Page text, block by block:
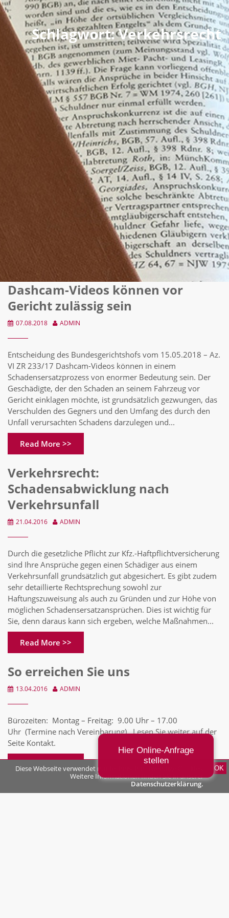
Diese Webseite verwendet nur technisch notwendige Cookies.
Weitere Informationen finden Sie in unserer
Datenschutzerklärung.
OK
Schlagwort: Verkehrsrecht
Dashcam-Videos können vor
Gericht zulässig sein
07.08.2018 ADMIN
Entscheidung des Bundesgerichtshofs vom 15.05.2018 – Az.
VI ZR 233/17 Dashcam-Videos können in einem
Schadensersatzprozess von enormer Bedeutung sein. Der
Geschädigte, der den Schaden an seinem Fahrzeug vor
Gericht einklagen möchte, ist grundsätzlich gezwungen, das
Verschulden des Gegners und den Umfang des durch den
Unfall verursachten Schadens darzulegen und...
Read More >>
Verkehrsrecht:
Schadensabwicklung nach
Verkehrsunfall
21.04.2016 ADMIN
Durch die gesetzliche Pflicht zur Kfz.-Haftpflichtversicherung
sind Ihre Ansprüche gegen einen Schädiger aus einem
Verkehrsunfall grundsätzlich gut abgesichert. Es gibt zudem
sehr detaillierte Rechtsprechung sowohl zur
Haftungszuweisung als auch zu Gründen und zur Höhe von
möglichen Schadensersatzansprüchen. Dies ist wichtig für
Sie, denn daraus kann sich ergeben, welche Maßnahmen...
Read More >>
So erreichen Sie uns
13.04.2016 ADMIN
Bürozeiten: Montag – Freitag: 9.00 Uhr – 17.00
Uhr (Termine nach Vereinbarung) Lesen Sie weiter auf der
Seite Kontakt.
Read More >>
Von Anwälten für Anwälte:
Hier Online-Anfrage
stellen